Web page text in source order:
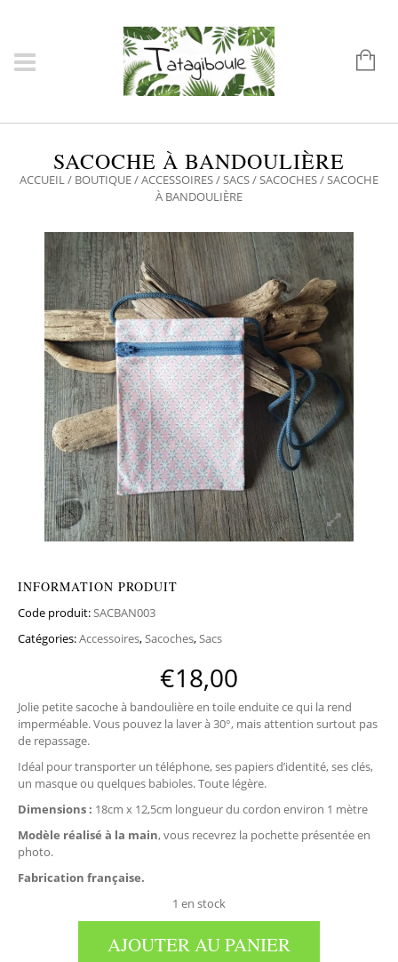
SACOCHE À BANDOULIÈRE
ACCUEIL/ BOUTIQUE/ACCESSOIRES/SACS/SACOCHES/ SACOCHE
À BANDOULIÈRE
INFORMATION PRODUIT
Code produit:SACBAN003
Catégories:Accessoires,Sacoches,Sacs
€18,00
Jolie petite sacoche à bandoulière en toile enduite ce qui la rend
imperméable. Vous pouvez la laver à 30°, mais attention surtout pas
de repassage.
Idéal pour transporter un téléphone, ses papiers d’identité, ses clés,
un masque ou quelques babioles. Toute légère.
Dimensions : 18cm x 12,5cm longueur du cordon environ 1 mètre
Modèle réalisé à la main, vous recevrez la pochette présentée en
photo.
Fabrication française.
1 en stock
AJOUTER AU PANIER